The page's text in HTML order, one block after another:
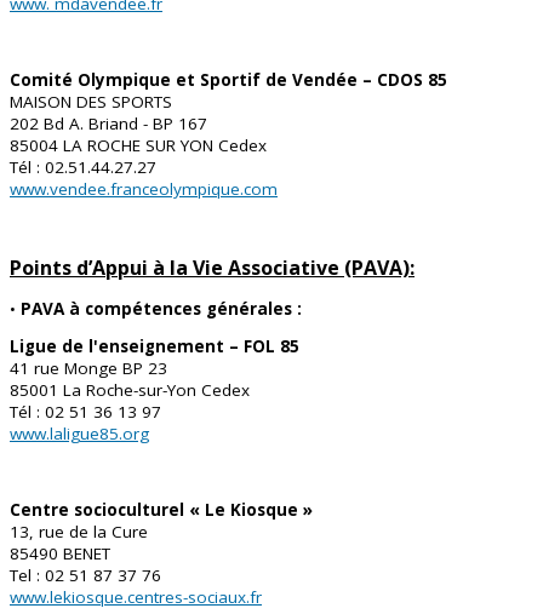
Comité Olympique et Sportif de Vendée – CDOS 85
MAISON DES SPORTS
202 Bd A. Briand - BP 167
85004 LA ROCHE SUR YON Cedex
Tél : 02.51.44.27.27
www.vendee.franceolympique.com
Points d’Appui à la Vie Associative (PAVA):
• PAVA à compétences générales :
Ligue de l'enseignement – FOL 85
41 rue Monge BP 23
85001 La Roche-sur-Yon Cedex
Tél : 02 51 36 13 97
www.laligue85.org
Centre socioculturel « Le Kiosque »
13, rue de la Cure
85490 BENET
Tel : 02 51 87 37 76
www.lekiosque.centres-sociaux.fr